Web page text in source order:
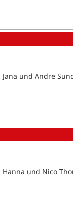
und Andre
und Nico